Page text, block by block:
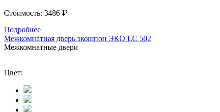
Стоимость: 3486 ₽
Подробнее
Межкомнатная дверь экошпон ЭКО LС 502
Межкомнатные двери
Цвет: